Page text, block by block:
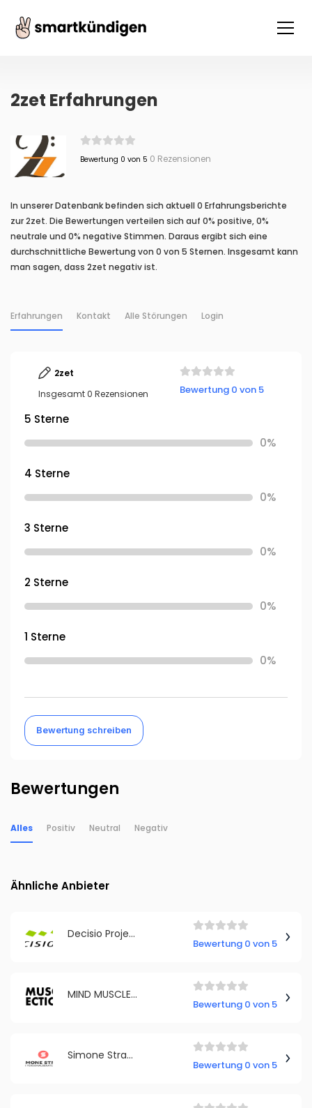
2zet Erfahrungen
Bewertung 0 von 5 0 Rezensionen
In unserer Datenbank befinden sich aktuell 0 Erfahrungsberichte
zur 2zet. Die Bewertungen verteilen sich auf 0% positive, 0%
neutrale und 0% negative Stimmen. Daraus ergibt sich eine
durchschnittliche Bewertung von 0 von 5 Sternen. Insgesamt kann
man sagen, dass 2zet negativ ist.
Erfahrungen Kontakt Alle Störungen Login
2zet
Insgesamt 0 Rezensionen
Bewertung 0 von 5
5 Sterne
0%
4 Sterne
0%
3 Sterne
0%
2 Sterne
0%
1 Sterne
0%
Bewertung schreiben
Bewertungen
Alles Positiv Neutral Negativ
Ähnliche Anbieter
Decisio Projekt- und Prozessmanagement GmbH
Bewertung 0 von 5
MIND MUSCLE CONNECTION DAYS
Bewertung 0 von 5
Simone Straub
Bewertung 0 von 5